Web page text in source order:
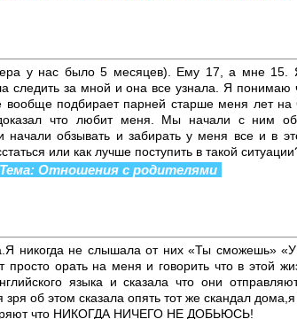
у нас было 5 месяцев). Ему 17, а мне 15.
следить за мной и она все узнала. Я понимаю
вообще подбирает парней старше меня лет на
что любит меня. Мы начали с ним
начали обзывать и забирать у меня все и в
или как лучше поступить в такой
Тема: Отношения с родителями
никогда не слышала от них «Ты сможешь»
орать на меня и говорить что в этой
языка и сказала что они
об этом сказала опять тот же скандал
что НИКОГДА НИЧЕГО НЕ ДОБЬЮСЬ!